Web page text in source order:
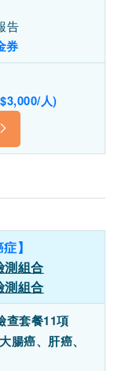
告
券
人)
】
測組合
測組合
查套餐11項
腸癌、肝癌、